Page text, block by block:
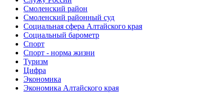
Смоленский район
Смоленский районный суд
Социальная сфера Алтайского края
Социальный барометр
Спорт
Спорт - норма жизни
Туризм
Цифра
Экономика
Экономика Алтайского края